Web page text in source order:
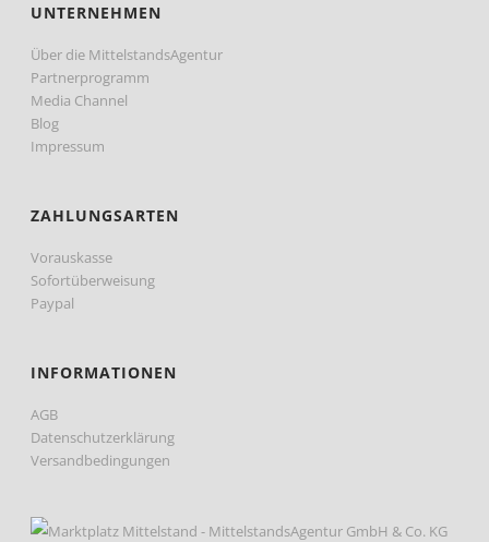
UNTERNEHMEN
Über die MittelstandsAgentur
Partnerprogramm
Media Channel
Blog
Impressum
ZAHLUNGSARTEN
Vorauskasse
Sofortüberweisung
Paypal
INFORMATIONEN
AGB
Datenschutzerklärung
Versandbedingungen